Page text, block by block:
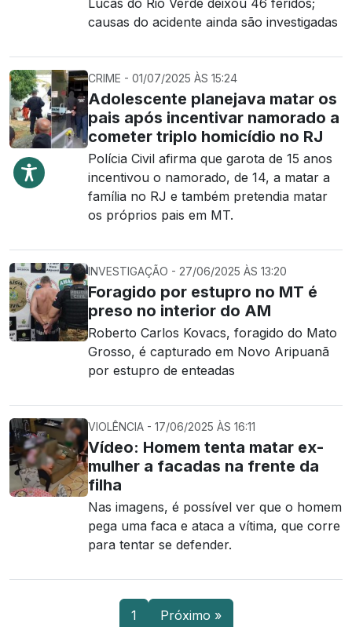
Lucas do Rio Verde deixou 46 feridos;
causas do acidente ainda são investigadas
CRIME - 01/07/2025 ÀS 15:24
Adolescente planejava matar os
pais após incentivar namorado a
cometer triplo homicídio no RJ
Polícia Civil afirma que garota de 15 anos
incentivou o namorado, de 14, a matar a
família no RJ e também pretendia matar
os próprios pais em MT.
INVESTIGAÇÃO - 27/06/2025 ÀS 13:20
Foragido por estupro no MT é
preso no interior do AM
Roberto Carlos Kovacs, foragido do Mato
Grosso, é capturado em Novo Aripuanã
por estupro de enteadas
VIOLÊNCIA - 17/06/2025 ÀS 16:11
Vídeo: Homem tenta matar ex-
mulher a facadas na frente da
filha
Nas imagens, é possível ver que o homem
pega uma faca e ataca a vítima, que corre
para tentar se defender.
1 Próximo »